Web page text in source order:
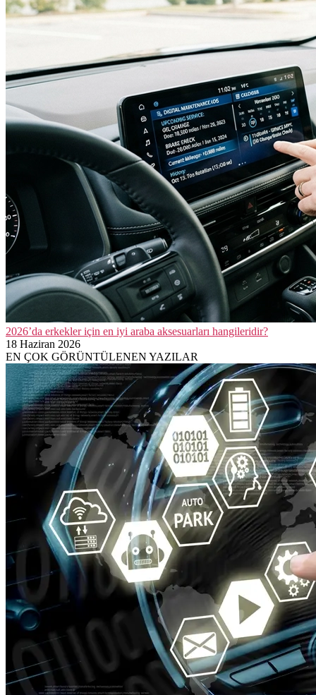
2026’da erkekler için en iyi araba aksesuarları hangileridir?
18 Haziran 2026
EN ÇOK GÖRÜNTÜLENEN YAZILAR